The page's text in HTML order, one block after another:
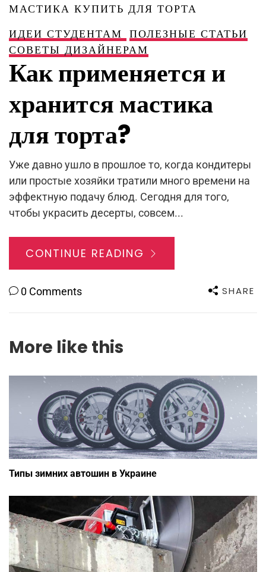
МАСТИКА КУПИТЬ ДЛЯ ТОРТА
ИДЕИ СТУДЕНТАМ ПОЛЕЗНЫЕ СТАТЬИ
СОВЕТЫ ДИЗАЙНЕРАМ
Как применяется и
хранится мастика
для торта?
Уже давно ушло в прошлое то, когда кондитеры
или простые хозяйки тратили много времени на
эффектную подачу блюд. Сегодня для того,
чтобы украсить десерты, совсем...
CONTINUE READING
0 Comments SHARE
More like this
Типы зимних автошин в Украине